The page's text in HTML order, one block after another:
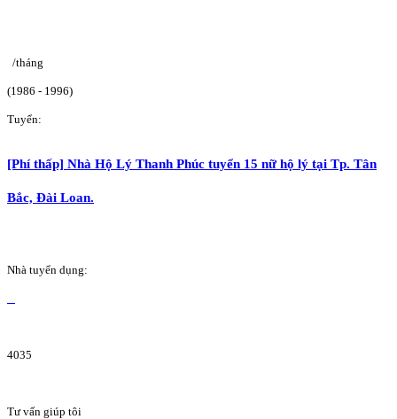
/tháng
(1986 - 1996)
Tuyển:
[Phí thấp] Nhà Hộ Lý Thanh Phúc tuyển 15 nữ hộ lý tại Tp. Tân
Bắc, Đài Loan.
Nhà tuyển dụng:
4035
Tư vấn giúp tôi